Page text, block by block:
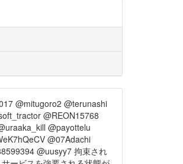
@mitugoro2 @terunashi
@REON15768
@payottelu
@07Adachi
@uusyy7 拘束され